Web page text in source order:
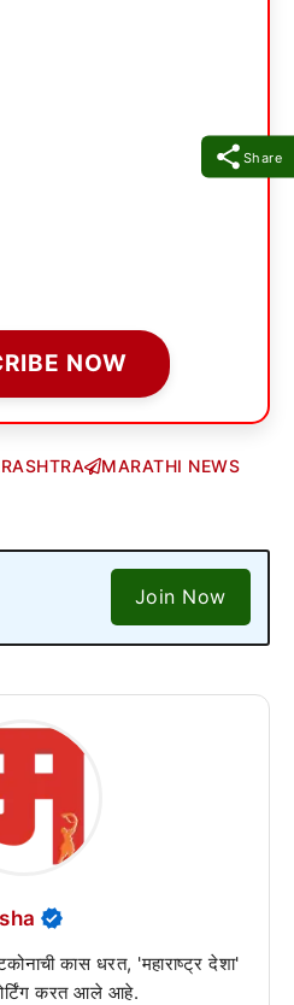
Share
NOW
MARATHI NEWS
Join Now
कास धरत, 'महाराष्ट्र देशा'
करत आले आहे.